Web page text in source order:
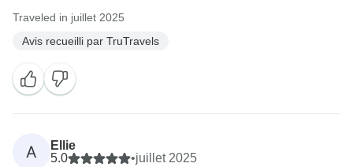
Traveled in juillet 2025
Avis recueilli par TruTravels
A
Ellie
5.0
•juillet 2025